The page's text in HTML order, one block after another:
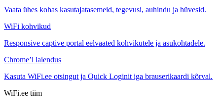
Vaata ühes kohas kasutajatasemeid, tegevusi, auhindu ja hüvesid.
WiFi kohvikud
Responsive captive portal eelvaated kohvikutele ja asukohtadele.
Chrome’i laiendus
Kasuta WiFi.ee otsingut ja Quick Loginit iga brauserikaardi kõrval.
WiFi.ee tiim